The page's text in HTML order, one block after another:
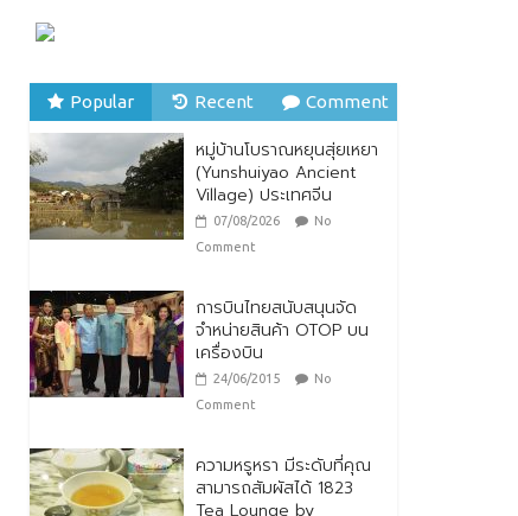
ทิพยประกันภัย ร่วมถวาย
พระพรชัยมงคล พระบาท
สมเด็จพระปรเมนทร
รามาธิบดีศรีสินทรมหาวชิร
าลงกรณ พระวชิรเกล้าเจ้า
อยู่หัว
28/07/2026 No Comment
Popular Recent Comment
หมู่บ้านโบราณหยุนสุ่ยเหยา
(Yunshuiyao Ancient
Village) ประเทศจีน
07/08/2026
No
Comment
การบินไทยสนับสนุนจัด
จำหน่ายสินค้า OTOP บน
เครื่องบิน
24/06/2015
No
Comment
ความหรูหรา มีระดับที่คุณ
สามารถสัมผัสได้ 1823